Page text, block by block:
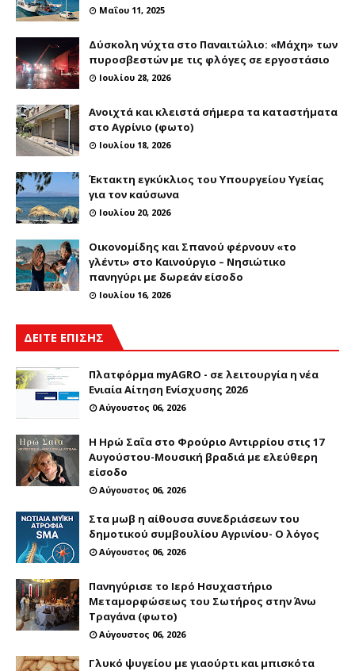
Μαΐου 11, 2025
Δύσκολη νύχτα στο Παναιτώλιο: «Μάχη» των
πυροσβεστών με τις φλόγες σε εργοστάσιο
Ιουλίου 28, 2026
Ανοιχτά και κλειστά σήμερα τα καταστήματα
στο Αγρίνιο (φωτο)
Ιουλίου 18, 2026
Έκτακτη εγκύκλιος του Υπουργείου Υγείας
για τον καύσωνα
Ιουλίου 20, 2026
Οικονομίδης και Σπανού φέρνουν «το
γλέντι» στο Καινούργιο – Νησιώτικο
πανηγύρι με δωρεάν είσοδο
Ιουλίου 16, 2026
ΔΕΙΤΕ ΕΠΙΣΗΣ
Πλατφόρμα myAGRO - σε λειτουργία η νέα
Ενιαία Αίτηση Ενίσχυσης 2026
Αύγουστος 06, 2026
Η Ηρώ Σαΐα στο Φρούριο Αντιρρίου στις 17
Αυγούστου-Μουσική βραδιά με ελεύθερη
είσοδο
Αύγουστος 06, 2026
Στα μωβ η αίθουσα συνεδριάσεων του
δημοτικού συμβουλίου Αγρινίου- Ο λόγος
Αύγουστος 06, 2026
Πανηγύρισε το Ιερό Ησυχαστήριο
Μεταμορφώσεως του Σωτήρος στην Άνω
Τραγάνα (φωτο)
Αύγουστος 06, 2026
Γλυκό ψυγείου με γιαούρτι και μπισκότα